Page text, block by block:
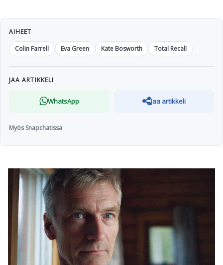
AIHEET
Colin Farrell
Eva Green Kate Bosworth Total Recall
JAA ARTIKKELI
WhatsApp Jaa artikkeli
Myös Snapchatissa